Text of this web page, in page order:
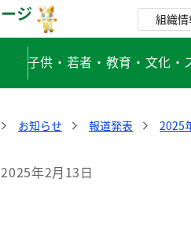
組織情
子供・若者・教育・文化・
お知らせ 報道発表 2025
2025年2月13日